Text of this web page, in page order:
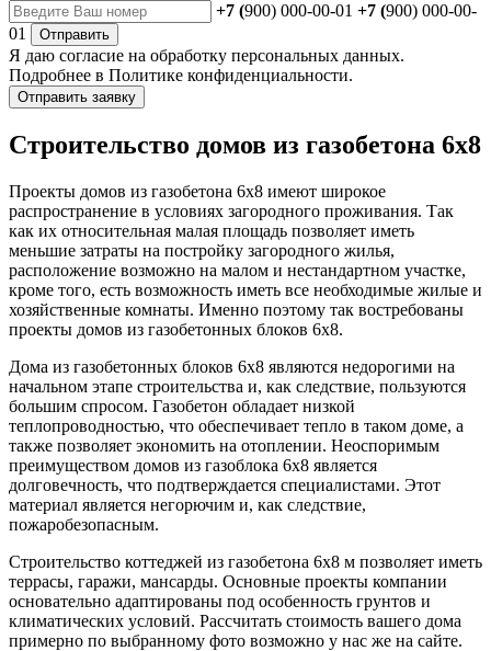
+7 (900) 000-00-01 +7 (900) 000-00-
01
Отправить
Я даю согласие на обработку персональных данных.
Подробнее в Политике конфиденциальности.
Отправить заявку
Строительство домов из газобетона 6х8
Проекты домов из газобетона 6х8 имеют широкое
распространение в условиях загородного проживания. Так
как их относительная малая площадь позволяет иметь
меньшие затраты на постройку загородного жилья,
расположение возможно на малом и нестандартном участке,
кроме того, есть возможность иметь все необходимые жилые и
хозяйственные комнаты. Именно поэтому так востребованы
проекты домов из газобетонных блоков 6х8.
Дома из газобетонных блоков 6х8 являются недорогими на
начальном этапе строительства и, как следствие, пользуются
большим спросом. Газобетон обладает низкой
теплопроводностью, что обеспечивает тепло в таком доме, а
также позволяет экономить на отоплении. Неоспоримым
преимуществом домов из газоблока 6х8 является
долговечность, что подтверждается специалистами. Этот
материал является негорючим и, как следствие,
пожаробезопасным.
Строительство коттеджей из газобетона 6х8 м позволяет иметь
террасы, гаражи, мансарды. Основные проекты компании
основательно адаптированы под особенность грунтов и
климатических условий. Рассчитать стоимость вашего дома
примерно по выбранному фото возможно у нас же на сайте.